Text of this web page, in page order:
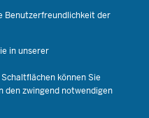
Benutzerfreundlichkeit der
in unserer
können Sie
den zwingend notwendigen